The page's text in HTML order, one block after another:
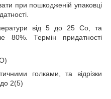
при пошкодженій упаковці
від 5 до 25 Со , та
80%. Термін придатності
голками, та відрізки
2(5)